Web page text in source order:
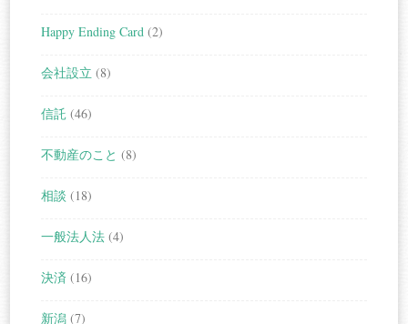
Happy Ending Card (2)
会社設立 (8)
信託 (46)
不動産のこと (8)
相談 (18)
一般法人法 (4)
決済 (16)
新潟 (7)